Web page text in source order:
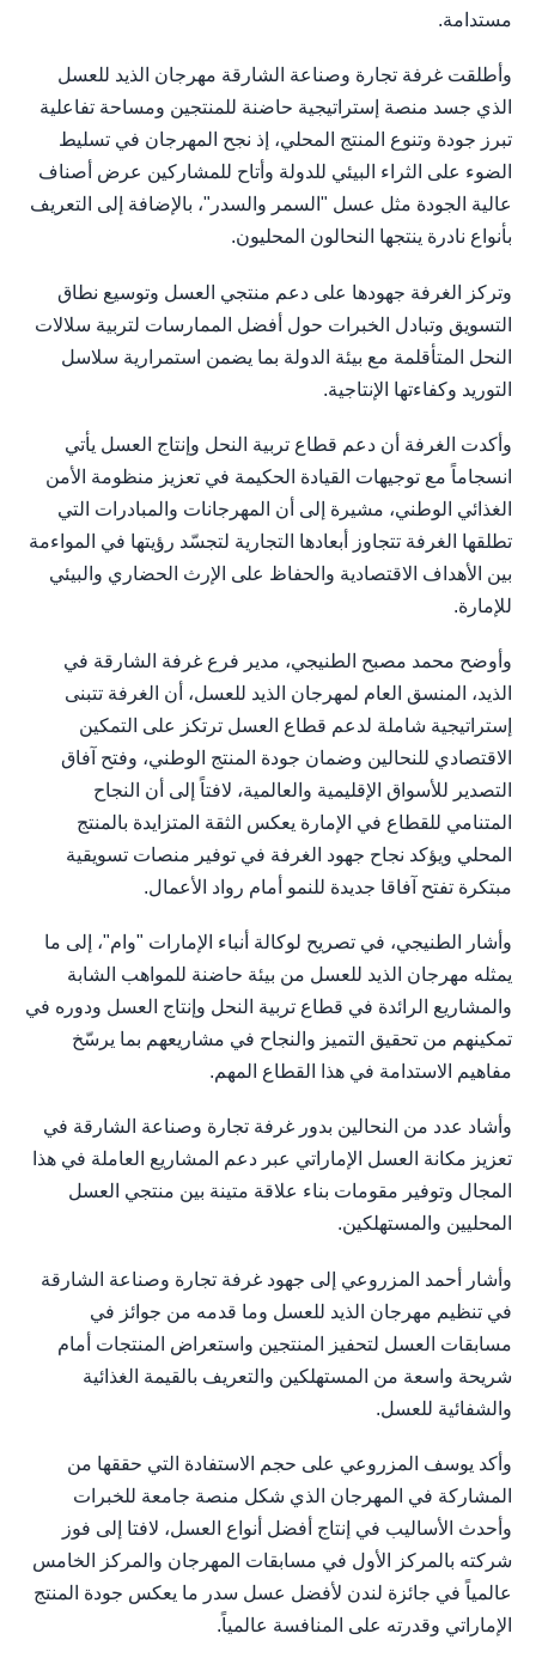
مستدامة.
وأطلقت غرفة تجارة وصناعة الشارقة مهرجان الذيد للعسل
الذي جسد منصة إستراتيجية حاضنة للمنتجين ومساحة تفاعلية
تبرز جودة وتنوع المنتج المحلي، إذ نجح المهرجان في تسليط
الضوء على الثراء البيئي للدولة وأتاح للمشاركين عرض أصناف
عالية الجودة مثل عسل "السمر والسدر"، بالإضافة إلى التعريف
بأنواع نادرة ينتجها النحالون المحليون.
وتركز الغرفة جهودها على دعم منتجي العسل وتوسيع نطاق
التسويق وتبادل الخبرات حول أفضل الممارسات لتربية سلالات
النحل المتأقلمة مع بيئة الدولة بما يضمن استمرارية سلاسل
التوريد وكفاءتها الإنتاجية.
وأكدت الغرفة أن دعم قطاع تربية النحل وإنتاج العسل يأتي
انسجاماً مع توجيهات القيادة الحكيمة في تعزيز منظومة الأمن
الغذائي الوطني، مشيرة إلى أن المهرجانات والمبادرات التي
تطلقها الغرفة تتجاوز أبعادها التجارية لتجسّد رؤيتها في المواءمة
بين الأهداف الاقتصادية والحفاظ على الإرث الحضاري والبيئي
للإمارة.
وأوضح محمد مصبح الطنيجي، مدير فرع غرفة الشارقة في
الذيد، المنسق العام لمهرجان الذيد للعسل، أن الغرفة تتبنى
إستراتيجية شاملة لدعم قطاع العسل ترتكز على التمكين
الاقتصادي للنحالين وضمان جودة المنتج الوطني، وفتح آفاق
التصدير للأسواق الإقليمية والعالمية، لافتاً إلى أن النجاح
المتنامي للقطاع في الإمارة يعكس الثقة المتزايدة بالمنتج
المحلي ويؤكد نجاح جهود الغرفة في توفير منصات تسويقية
مبتكرة تفتح آفاقا جديدة للنمو أمام رواد الأعمال.
وأشار الطنيجي، في تصريح لوكالة أنباء الإمارات "وام"، إلى ما
يمثله مهرجان الذيد للعسل من بيئة حاضنة للمواهب الشابة
والمشاريع الرائدة في قطاع تربية النحل وإنتاج العسل ودوره في
تمكينهم من تحقيق التميز والنجاح في مشاريعهم بما يرسّخ
مفاهيم الاستدامة في هذا القطاع المهم.
وأشاد عدد من النحالين بدور غرفة تجارة وصناعة الشارقة في
تعزيز مكانة العسل الإماراتي عبر دعم المشاريع العاملة في هذا
المجال وتوفير مقومات بناء علاقة متينة بين منتجي العسل
المحليين والمستهلكين.
وأشار أحمد المزروعي إلى جهود غرفة تجارة وصناعة الشارقة
في تنظيم مهرجان الذيد للعسل وما قدمه من جوائز في
مسابقات العسل لتحفيز المنتجين واستعراض المنتجات أمام
شريحة واسعة من المستهلكين والتعريف بالقيمة الغذائية
والشفائية للعسل.
وأكد يوسف المزروعي على حجم الاستفادة التي حققها من
المشاركة في المهرجان الذي شكل منصة جامعة للخبرات
وأحدث الأساليب في إنتاج أفضل أنواع العسل، لافتا إلى فوز
شركته بالمركز الأول في مسابقات المهرجان والمركز الخامس
عالمياً في جائزة لندن لأفضل عسل سدر ما يعكس جودة المنتج
الإماراتي وقدرته على المنافسة عالمياً.